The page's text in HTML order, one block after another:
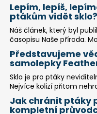
Lepím, lepíš,
ptákům vidět sklo?
Náš článek, který byl
časopisu Naše příroda.
Představujeme
samolepky
Sklo je pro ptáky
Nejvíce kolizí přitom
Jak chránit ptáky
kompletní